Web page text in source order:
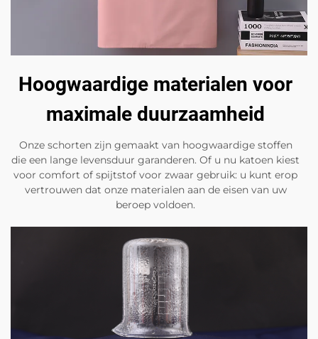
Hoogwaardige materialen voor
maximale duurzaamheid
Onze schorten zijn gemaakt van hoogwaardige stoffen
die een lange levensduur garanderen. Of u nu katoen kiest
voor comfort of spijtstof voor zwaar gebruik: u kunt erop
vertrouwen dat onze materialen aan de eisen van uw
beroep voldoen.